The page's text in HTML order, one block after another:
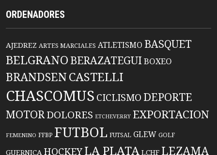
ORDENADORES
AJEDREZ ARTES MARCIALES ATLETISMO BASQUET
BELGRANO BERAZATEGUIBOXEO
BRANDSENCASTELLI
CHASCOMUS CICLISMO DEPORTE
MOTORDOLORES ETCHEVERRY EXPORTACION
FEMENINO FFBP FUTBOL FUTSAL GLEW GOLF
GUERNICA HOCKEYLA PLATA LCHF LEZAMA